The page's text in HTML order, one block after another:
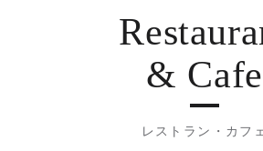
& Cafe
レストラン・カフェ